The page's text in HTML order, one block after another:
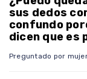
sus dedos
confundo
dicen que es
Preguntado por